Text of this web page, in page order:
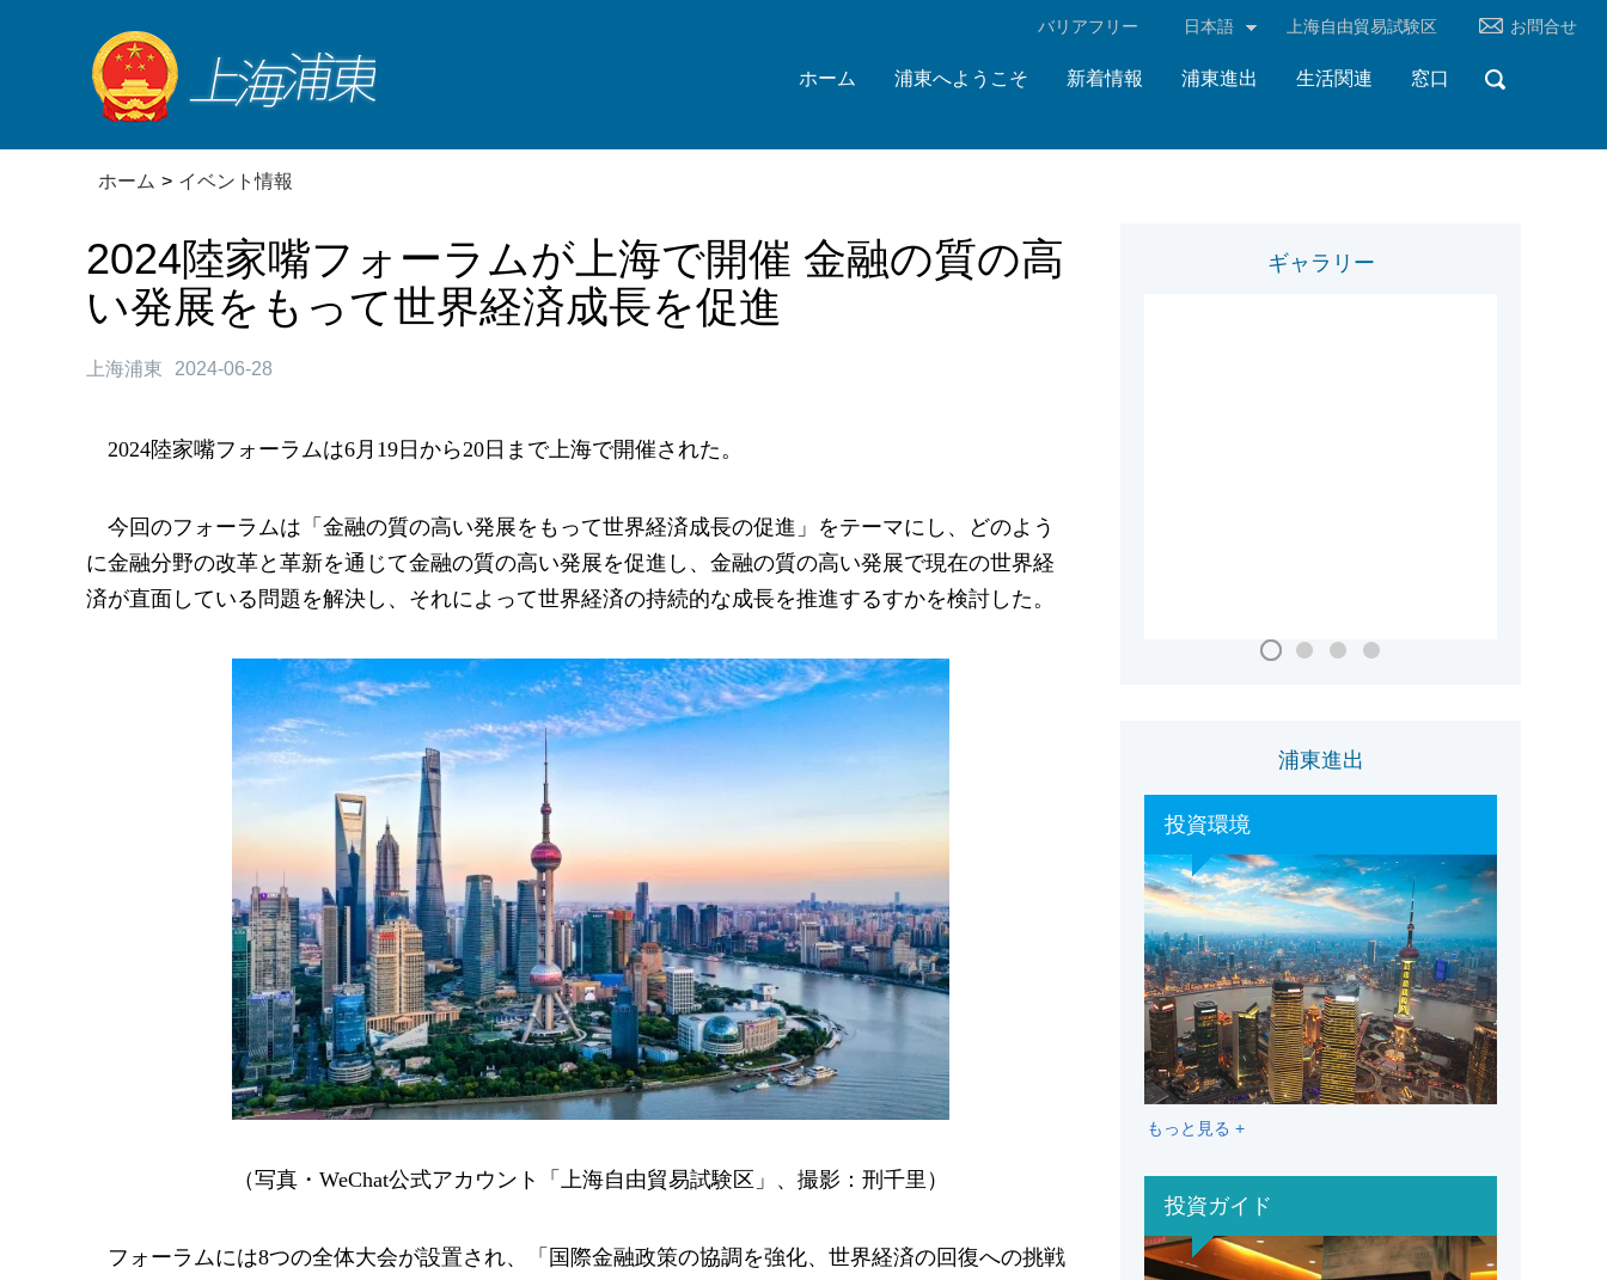
‌バリアフリー 日本語 上海自由貿易試験区 お問合せ
ホーム 浦東へようこそ 新着情報 浦東進出 生活関連 窓口
ホーム > イベント情報
2024陸家嘴フォーラムが上海で開催 金融の質の高
い発展をもって世界経済成長を促進
上海浦東 2024-06-28
2024陸家嘴フォーラムは6月19日から20日まで上海で開催された。
今回のフォーラムは「金融の質の高い発展をもって世界経済成長の促進」をテーマにし、どのよう
に金融分野の改革と革新を通じて金融の質の高い発展を促進し、金融の質の高い発展で現在の世界経
済が直面している問題を解決し、それによって世界経済の持続的な成長を推進するすかを検討した。
（写真・WeChat公式アカウント「上海自由貿易試験区」、撮影：刑千里）
フォーラムには8つの全体大会が設置され、「国際金融政策の協調を強化、世界経済の回復への挑戦
ギャラリー
浦東進出
投資環境
もっと見る +
投資ガイド